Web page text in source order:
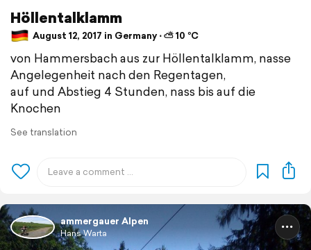
Höllentalklamm
August 12, 2017 in Germany ⋅ ⛅ 10 °C
von Hammersbach aus zur Höllentalklamm, nasse
Angelegenheit nach den Regentagen,
auf und Abstieg 4 Stunden, nass bis auf die
Knochen
See translation
ammergauer Alpen
Hans Warta